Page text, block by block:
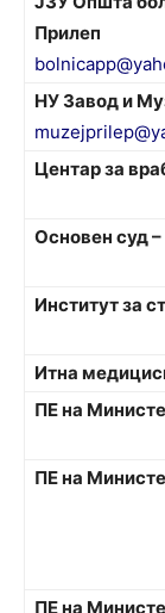
Прилеп
НУ Завод и
Центар за
Основен суд
Институт за
Итна
ПЕ на
ПЕ на
ПЕ на